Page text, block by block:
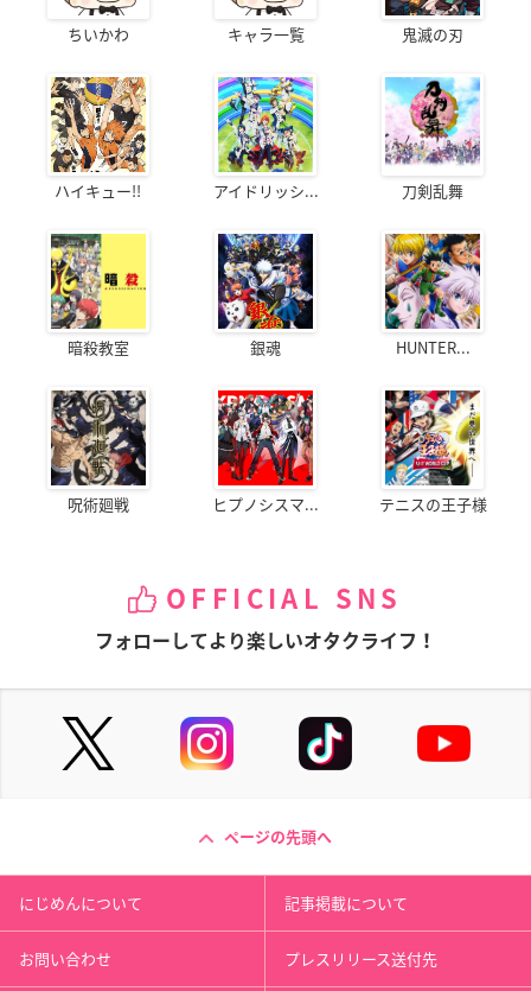
ちいかわ キャラ一覧 鬼滅の刃
ハイキュー!! アイドリッシ... 刀剣乱舞
暗殺教室 銀魂 HUNTER...
呪術廻戦 ヒプノシスマ... テニスの王子様
OFFICIAL SNS
フォローしてより楽しいオタクライフ！
ページの先頭へ
にじめんについて 記事掲載について
お問い合わせ プレスリリース送付先